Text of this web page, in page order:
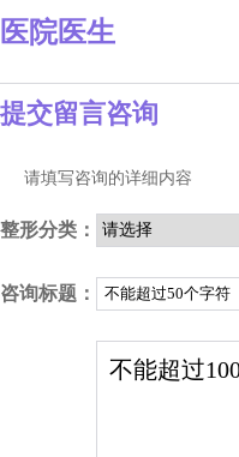
医院医生
提交留言咨询
请填写咨询的详细内容
整形分类：
咨询标题：